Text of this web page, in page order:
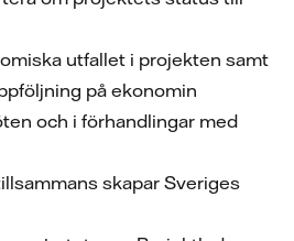
utfallet i projekten samt
på ekonomin
och i förhandlingar med
skapar Sveriges